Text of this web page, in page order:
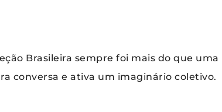
Brasileira sempre foi mais do que
conversa e ativa um imaginário coletivo.